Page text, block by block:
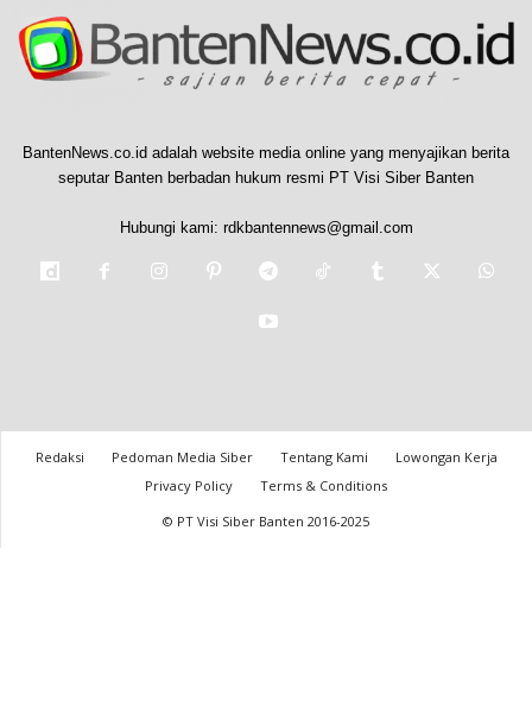
BantenNews.co.id adalah website media online yang menyajikan berita
seputar Banten berbadan hukum resmi PT Visi Siber Banten
Hubungi kami: rdkbantennews@gmail.com
Redaksi Pedoman Media Siber Tentang Kami
Lowongan Kerja
Privacy Policy
Terms & Conditions
© PT Visi Siber Banten 2016-2025